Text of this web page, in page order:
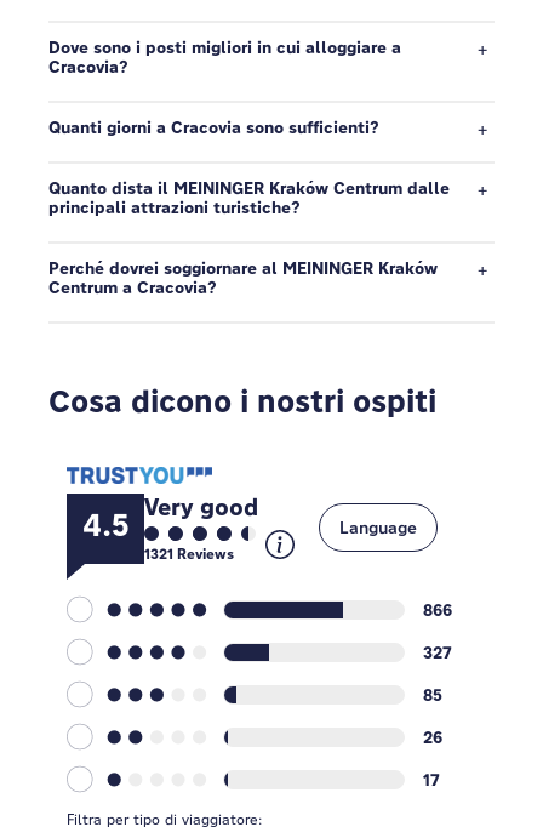
Dove sono i posti migliori in cui alloggiare a
Cracovia?
Quanti giorni a Cracovia sono sufficienti?
Quanto dista il MEININGER Kraków Centrum dalle
principali attrazioni turistiche?
Perché dovrei soggiornare al MEININGER Kraków
Centrum a Cracovia?
Cosa dicono i nostri ospiti
4.5 Very good
1321 Reviews
866
327
85
26
17
Language
Filtra per tipo di viaggiatore: